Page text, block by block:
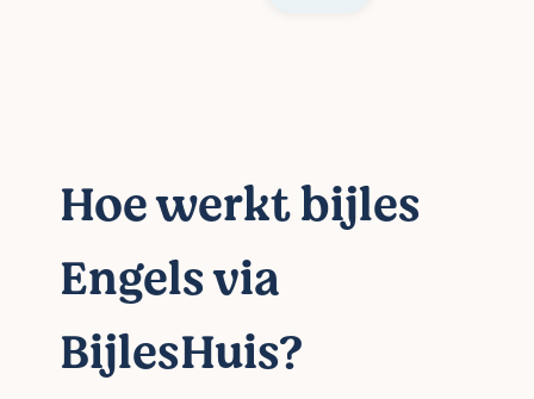
Hoe werkt bijles
Engels via
BijlesHuis?